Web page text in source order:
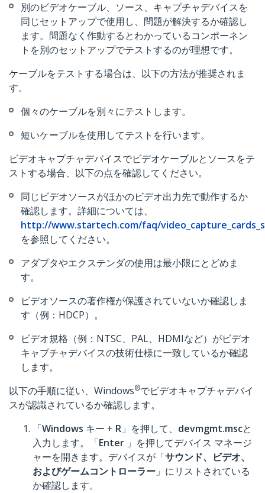
別のビデオケーブル、ソース、キャプチャデバイスを
同じセットアップで使用し、問題が解決するか確認し
ます。問題なく作動するとわかっているコンポーネン
トを別のセットアップでテストするのが理想です。
ケーブルをテストする場合は、以下の方法が推奨されま
す。
個々のケーブルを別々にテストします。
短いケーブルを使用してテストを行います。
ビデオキャプチャデバイスでビデオケーブルとソースをテ
ストする場合、以下の点を確認してください。
同じビデオソースがほかのビデオ出力先で動作するか
確認します。詳細については、
http://www.startech.com/faq/
を参照してください。
アダプタやエクステンダの使用は最小限にとどめま
す。
ビデオソースの著作権が保護されていないか確認しま
す（例：HDCP）。
ビデオ規格（例：NTSC、PAL、HDMIなど）がビデオ
キャプチャデバイスの技術仕様に一致しているか確認
します。
以下の手順に従い、Windows®でビデオキャプチャデバイ
スが認識されているか確認します。
「Windows キー + R 」を押して、 devmgmt.mscと
入力します。「Enter 」を押してデバイス マネージ
ャーを開きます。デバイスが「サウンド、ビデオ、
およびゲームコントローラー 」にリストされている
か確認します。